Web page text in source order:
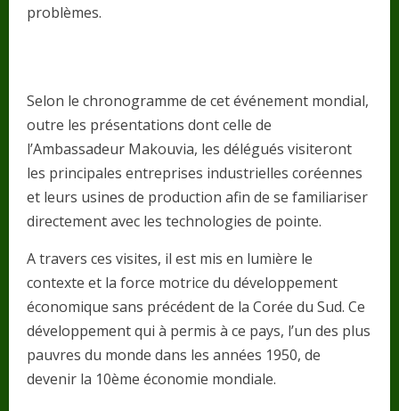
problèmes.
Selon le chronogramme de cet événement mondial,
outre les présentations dont celle de
l’Ambassadeur Makouvia, les délégués visiteront
les principales entreprises industrielles coréennes
et leurs usines de production afin de se familiariser
directement avec les technologies de pointe.
A travers ces visites, il est mis en lumière le
contexte et la force motrice du développement
économique sans précédent de la Corée du Sud. Ce
développement qui à permis à ce pays, l’un des plus
pauvres du monde dans les années 1950, de
devenir la 10ème économie mondiale.